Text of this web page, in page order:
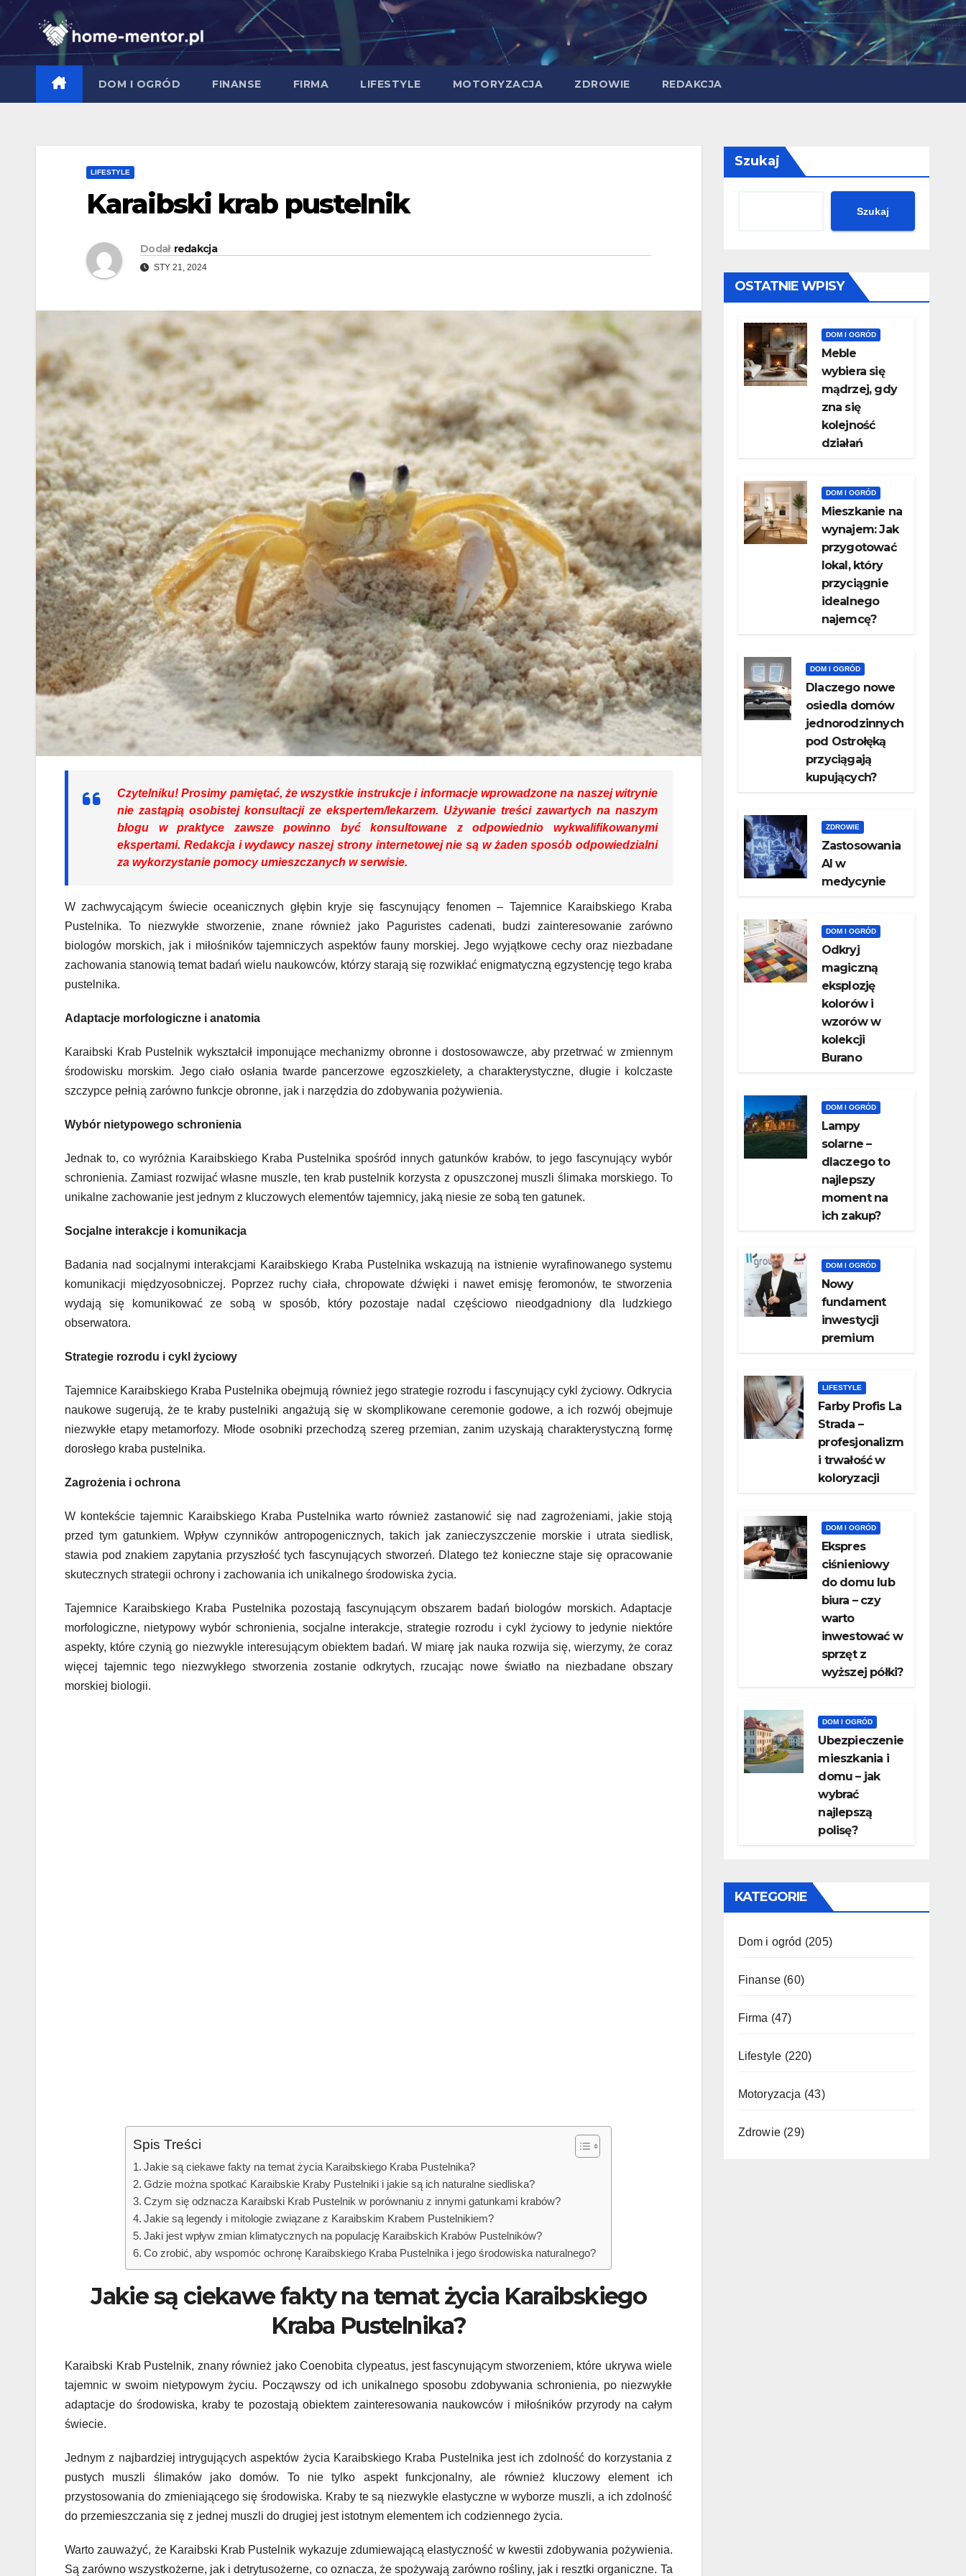
Skip
to
content
DOM I OGRÓD FINANSE FIRMA LIFESTYLE MOTORYZACJA ZDROWIE REDAKCJA
LIFESTYLE
Karaibski krab pustelnik
Dodał redakcja
STY 21, 2024
Czytelniku! Prosimy pamiętać, że wszystkie instrukcje i informacje wprowadzone na naszej witrynie
nie zastąpią osobistej konsultacji ze ekspertem/lekarzem. Używanie treści zawartych na naszym
blogu w praktyce zawsze powinno być konsultowane z odpowiednio wykwalifikowanymi
ekspertami. Redakcja i wydawcy naszej strony internetowej nie są w żaden sposób odpowiedzialni
za wykorzystanie pomocy umieszczanych w serwisie.
W zachwycającym świecie oceanicznych głębin kryje się fascynujący fenomen – Tajemnice Karaibskiego Kraba
Pustelnika. To niezwykłe stworzenie, znane również jako Paguristes cadenati, budzi zainteresowanie zarówno
biologów morskich, jak i miłośników tajemniczych aspektów fauny morskiej. Jego wyjątkowe cechy oraz niezbadane
zachowania stanowią temat badań wielu naukowców, którzy starają się rozwikłać enigmatyczną egzystencję tego kraba
pustelnika.
Adaptacje morfologiczne i anatomia
Karaibski Krab Pustelnik wykształcił imponujące mechanizmy obronne i dostosowawcze, aby przetrwać w zmiennym
środowisku morskim. Jego ciało osłania twarde pancerzowe egzoszkielety, a charakterystyczne, długie i kolczaste
szczypce pełnią zarówno funkcje obronne, jak i narzędzia do zdobywania pożywienia.
Wybór nietypowego schronienia
Jednak to, co wyróżnia Karaibskiego Kraba Pustelnika spośród innych gatunków krabów, to jego fascynujący wybór
schronienia. Zamiast rozwijać własne muszle, ten krab pustelnik korzysta z opuszczonej muszli ślimaka morskiego. To
unikalne zachowanie jest jednym z kluczowych elementów tajemnicy, jaką niesie ze sobą ten gatunek.
Socjalne interakcje i komunikacja
Badania nad socjalnymi interakcjami Karaibskiego Kraba Pustelnika wskazują na istnienie wyrafinowanego systemu
komunikacji międzyosobniczej. Poprzez ruchy ciała, chropowate dźwięki i nawet emisję feromonów, te stworzenia
wydają się komunikować ze sobą w sposób, który pozostaje nadal częściowo nieodgadniony dla ludzkiego
obserwatora.
Strategie rozrodu i cykl życiowy
Tajemnice Karaibskiego Kraba Pustelnika obejmują również jego strategie rozrodu i fascynujący cykl życiowy. Odkrycia
naukowe sugerują, że te kraby pustelniki angażują się w skomplikowane ceremonie godowe, a ich rozwój obejmuje
niezwykłe etapy metamorfozy. Młode osobniki przechodzą szereg przemian, zanim uzyskają charakterystyczną formę
dorosłego kraba pustelnika.
Zagrożenia i ochrona
W kontekście tajemnic Karaibskiego Kraba Pustelnika warto również zastanowić się nad zagrożeniami, jakie stoją
przed tym gatunkiem. Wpływ czynników antropogenicznych, takich jak zanieczyszczenie morskie i utrata siedlisk,
stawia pod znakiem zapytania przyszłość tych fascynujących stworzeń. Dlatego też konieczne staje się opracowanie
skutecznych strategii ochrony i zachowania ich unikalnego środowiska życia.
Tajemnice Karaibskiego Kraba Pustelnika pozostają fascynującym obszarem badań biologów morskich. Adaptacje
morfologiczne, nietypowy wybór schronienia, socjalne interakcje, strategie rozrodu i cykl życiowy to jedynie niektóre
aspekty, które czynią go niezwykle interesującym obiektem badań. W miarę jak nauka rozwija się, wierzymy, że coraz
więcej tajemnic tego niezwykłego stworzenia zostanie odkrytych, rzucając nowe światło na niezbadane obszary
morskiej biologii.
Spis Treści
Jakie są ciekawe fakty na temat życia Karaibskiego Kraba Pustelnika?
Gdzie można spotkać Karaibskie Kraby Pustelniki i jakie są ich naturalne siedliska?
Czym się odznacza Karaibski Krab Pustelnik w porównaniu z innymi gatunkami krabów?
Jakie są legendy i mitologie związane z Karaibskim Krabem Pustelnikiem?
Jaki jest wpływ zmian klimatycznych na populację Karaibskich Krabów Pustelników?
Co zrobić, aby wspomóc ochronę Karaibskiego Kraba Pustelnika i jego środowiska naturalnego?
Jakie są ciekawe fakty na temat życia Karaibskiego
Kraba Pustelnika?
Karaibski Krab Pustelnik, znany również jako Coenobita clypeatus, jest fascynującym stworzeniem, które ukrywa wiele
tajemnic w swoim nietypowym życiu. Począwszy od ich unikalnego sposobu zdobywania schronienia, po niezwykłe
adaptacje do środowiska, kraby te pozostają obiektem zainteresowania naukowców i miłośników przyrody na całym
świecie.
Jednym z najbardziej intrygujących aspektów życia Karaibskiego Kraba Pustelnika jest ich zdolność do korzystania z
pustych muszli ślimaków jako domów. To nie tylko aspekt funkcjonalny, ale również kluczowy element ich
przystosowania do zmieniającego się środowiska. Kraby te są niezwykle elastyczne w wyborze muszli, a ich zdolność
do przemieszczania się z jednej muszli do drugiej jest istotnym elementem ich codziennego życia.
Warto zauważyć, że Karaibski Krab Pustelnik wykazuje zdumiewającą elastyczność w kwestii zdobywania pożywienia.
Szukaj
Szukaj
OSTATNIE WPISY
DOM I OGRÓD
Meble
wybiera się
mądrzej, gdy
zna się
kolejność
działań
DOM I OGRÓD
Mieszkanie na
wynajem: Jak
przygotować
lokal, który
przyciągnie
idealnego
najemcę?
DOM I OGRÓD
Dlaczego nowe
osiedla domów
jednorodzinnych
pod Ostrołęką
przyciągają
kupujących?
ZDROWIE
Zastosowania
AI w
medycynie
DOM I OGRÓD
Odkryj
magiczną
eksplozję
kolorów i
wzorów w
kolekcji
Burano
DOM I OGRÓD
Lampy
solarne –
dlaczego to
najlepszy
moment na
ich zakup?
DOM I OGRÓD
Nowy
fundament
inwestycji
premium
LIFESTYLE
Farby Profis La
Strada –
profesjonalizm
i trwałość w
koloryzacji
DOM I OGRÓD
​Ekspres
ciśnieniowy
do domu lub
biura – czy
warto
inwestować w
sprzęt z
wyższej półki?
DOM I OGRÓD
Ubezpieczenie
mieszkania i
domu – jak
wybrać
najlepszą
polisę?
KATEGORIE
Dom i ogród (205)
Finanse(60)
Firma (47)
Lifestyle (220)
Motoryzacja (43)
Zdrowie(29)